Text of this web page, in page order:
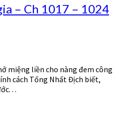
– Ch 1017 – 1024
miệng liền cho nàng đem công
cách Tống Nhất Địch biết,
. .